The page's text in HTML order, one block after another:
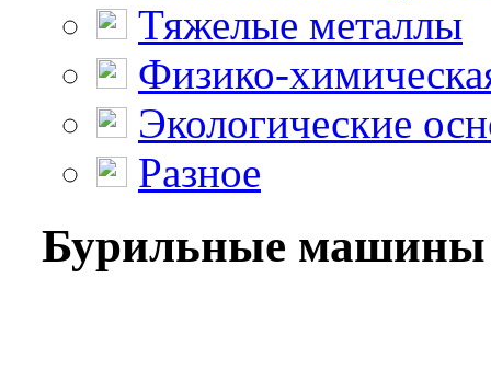
Тяжелые металлы
Физико-
Экологические
Разное
Бурильные машины